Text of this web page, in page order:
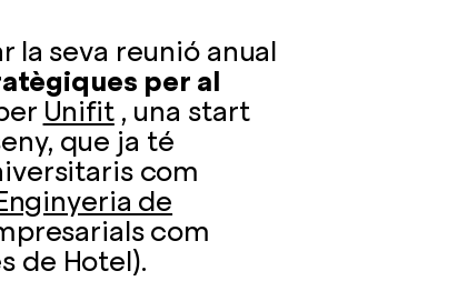
la seva reunió anual
per al
Unifit, una start
que ja té
com
de
com
de Hotel).